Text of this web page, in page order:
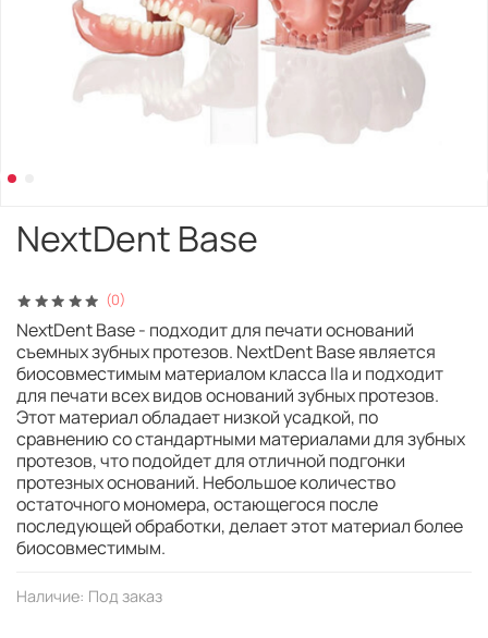
(0)
Наличие: Под заказ
NextDent Base
NextDent Base - подходит для печати оснований
съемных зубных протезов. NextDent Base является
биосовместимым материалом класса IIa и подходит
для печати всех видов оснований зубных протезов.
Этот материал обладает низкой усадкой, по
сравнению со стандартными материалами для зубных
протезов, что подойдет для отличной подгонки
протезных оснований. Небольшое количество
остаточного мономера, остающегося после
последующей обработки, делает этот материал более
биосовместимым.